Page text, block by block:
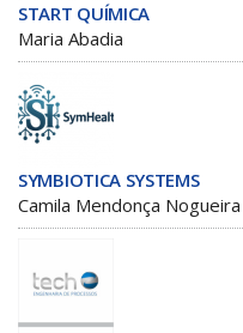
START QUÍMICA
Maria Abadia
SYMBIOTICA SYSTEMS
Camila Mendonça Nogueira